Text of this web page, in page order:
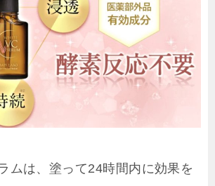
ムは、塗って24時間内に効果を